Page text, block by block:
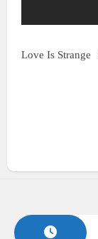
Love Is Strange